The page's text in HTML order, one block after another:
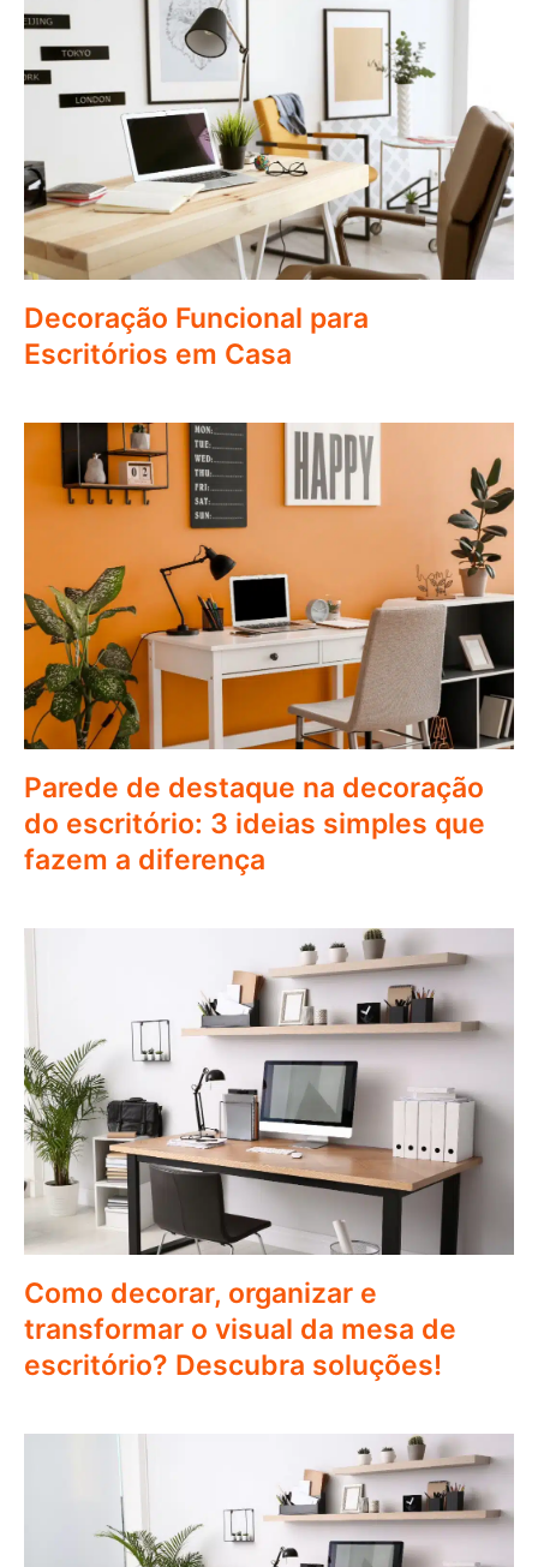
Decoração Funcional para
Escritórios em Casa
Parede de destaque na decoração
do escritório: 3 ideias simples que
fazem a diferença
Como decorar, organizar e
transformar o visual da mesa de
escritório? Descubra soluções!